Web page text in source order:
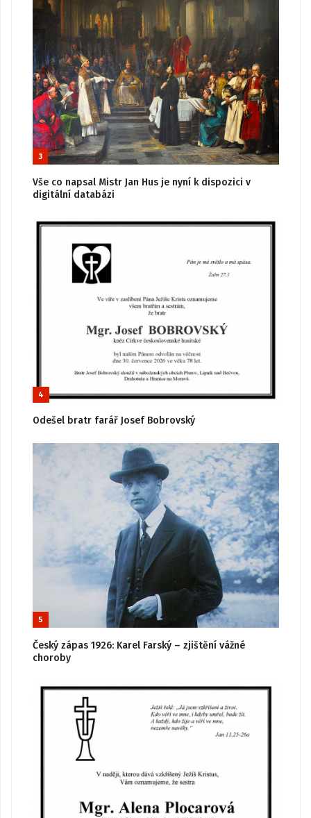
3
Vše co napsal Mistr Jan Hus je nyní k dispozici v
digitální databázi
4
Odešel bratr farář Josef Bobrovský
5
Český zápas 1926: Karel Farský – zjištění vážné
choroby